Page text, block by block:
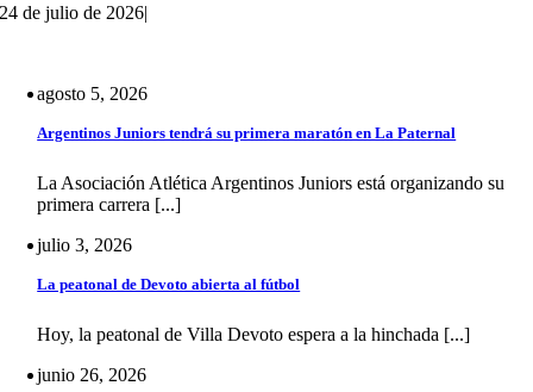
24 de julio de 2026|
agosto 5, 2026
Argentinos Juniors tendrá su primera maratón en La Paternal
La Asociación Atlética Argentinos Juniors está organizando su
primera carrera [...]
julio 3, 2026
La peatonal de Devoto abierta al fútbol
Hoy, la peatonal de Villa Devoto espera a la hinchada [...]
junio 26, 2026